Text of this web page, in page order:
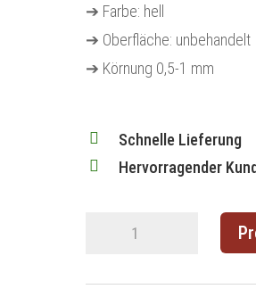
➔ Farbe: hell
➔ Oberfläche: unbehandelt
➔ Körnung 0,5-1 mm
 Schnelle Lieferung
 Hervorragender
Korkplatte925